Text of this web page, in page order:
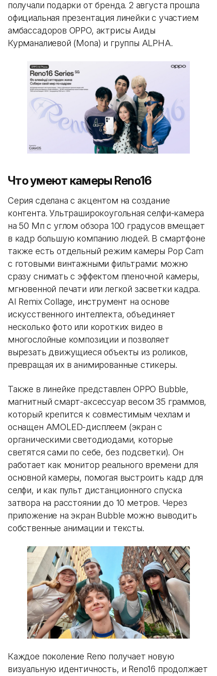
получали подарки от бренда. 2 августа прошла
официальная презентация линейки с участием
амбассадоров OPPO, актрисы Аиды
Курманалиевой (Mona) и группы ALPHA.
Что умеют камеры Reno16
Серия сделана с акцентом на создание
контента. Ультраширокоугольная селфи-камера
на 50 Мп с углом обзора 100 градусов вмещает
в кадр большую компанию людей. В смартфоне
также есть отдельный режим камеры Pop Cam
с готовыми винтажными фильтрами: можно
сразу снимать с эффектом пленочной камеры,
мгновенной печати или легкой засветки кадра.
AI Remix Collage, инструмент на основе
искусственного интеллекта, объединяет
несколько фото или коротких видео в
многослойные композиции и позволяет
вырезать движущиеся объекты из роликов,
превращая их в анимированные стикеры.
Также в линейке представлен OPPO Bubble,
магнитный смарт-аксессуар весом 35 граммов,
который крепится к совместимым чехлам и
оснащен AMOLED-дисплеем (экран с
органическими светодиодами, которые
светятся сами по себе, без подсветки). Он
работает как монитор реального времени для
основной камеры, помогая выстроить кадр для
селфи, и как пульт дистанционного спуска
затвора на расстоянии до 10 метров. Через
приложение на экран Bubble можно выводить
собственные анимации и тексты.
Каждое поколение Reno получает новую
визуальную идентичность, и Reno16 продолжает